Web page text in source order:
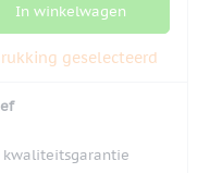
In winkelwagen
geselecteerd